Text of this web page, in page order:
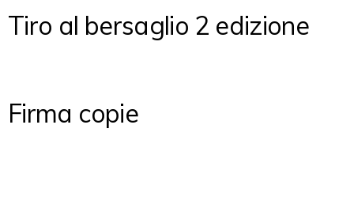
Tiro al bersaglio 2 edizione
Firma copie